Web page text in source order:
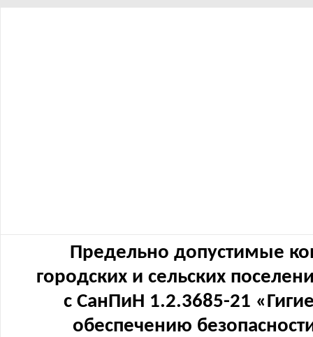
Предельно допустимые
городских и сельских
с СанПиН 1.2.3685-21
обеспечению